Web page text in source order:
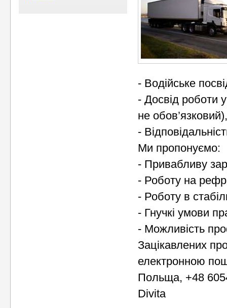
- Водійське
- Досвід роботи
не обов’язковий),
-
Ми пропонуємо:
- Привабливу
- Роботу на
- Роботу в
- Гнучкі умови
- Можливість
Зацікавлених
електронною
Польща, +48
Divita